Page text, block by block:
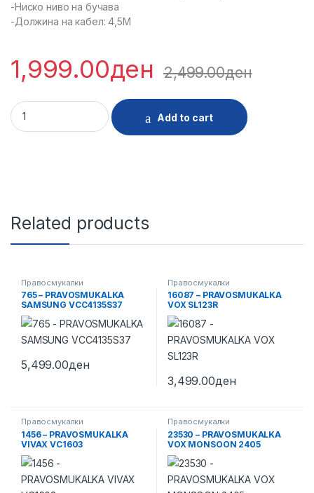
-Ниско ниво на бучава
-Должина на кабел: 4,5М
1,999.00ден 2,499.00ден
28292 - PRAVOSMUKALKA RGLUX RG800 quantity
Add to cart
Related products
Правосмукалки
765 – PRAVOSMUKALKA
SAMSUNG VCC4135S37
5,499.00ден
Правосмукалки
16087 – PRAVOSMUKALKA
VOX SL123R
3,499.00ден
Правосмукалки
1456 – PRAVOSMUKALKA
VIVAX VC1603
Правосмукалки
23530 – PRAVOSMUKALKA
VOX MONSOON 2405